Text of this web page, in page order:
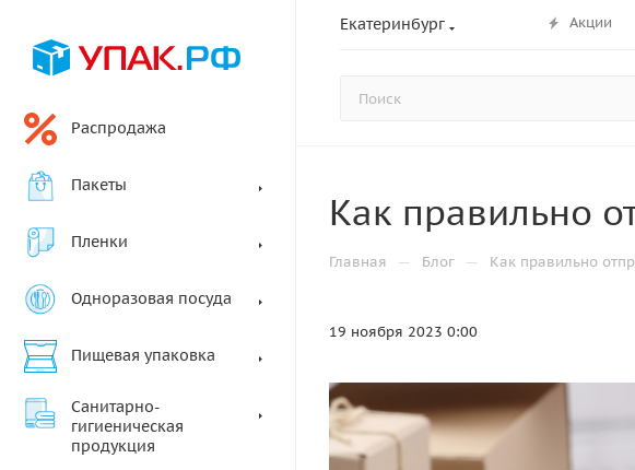
Екатеринбург Акции
Распродажа
Пакеты
Пленки
Одноразовая посуда
Пищевая упаковка
Санитарно-
гигиеническая
продукция
Как правильно
Главная — Блог — Как правильно
19 ноября 2023 0:00